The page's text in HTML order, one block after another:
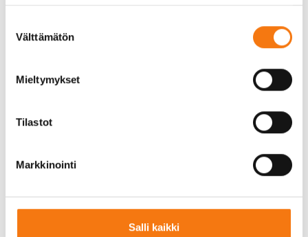
valinta
Välttämätön
Mieltymykset
Tilastot
Markkinointi
Salli kaikki